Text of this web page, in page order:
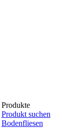
Produkte
Produkt suchen
Bodenfliesen